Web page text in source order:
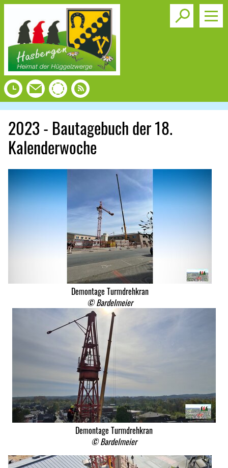
Toggle
2023 - Bautagebuch der 18.
Kalenderwoche
Demontage Turmdrehkran
© Bardelmeier
Demontage Turmdrehkran
© Bardelmeier